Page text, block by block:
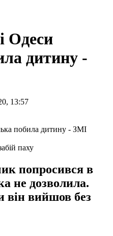
Одеси
дитину -
13:57
паху
попросився в
не дозволила.
він вийшов без